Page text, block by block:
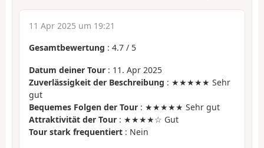
11 Apr 2025 um 19:21
Gesamtbewertung : 4.7 / 5
Datum deiner Tour : 11. Apr 2025
Zuverlässigkeit der Beschreibung : ★★★★★ Sehr
gut
Bequemes Folgen der Tour : ★★★★★ Sehr gut
Attraktivität der Tour : ★★★★☆ Gut
Tour stark frequentiert : Nein